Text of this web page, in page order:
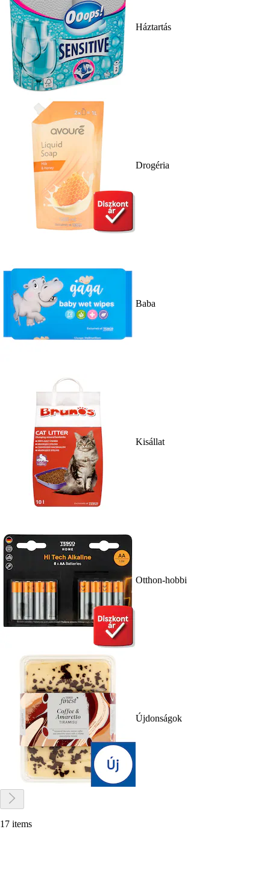
Háztartás
Drogéria
Baba
Kisállat
Otthon-hobbi
Újdonságok
17 items